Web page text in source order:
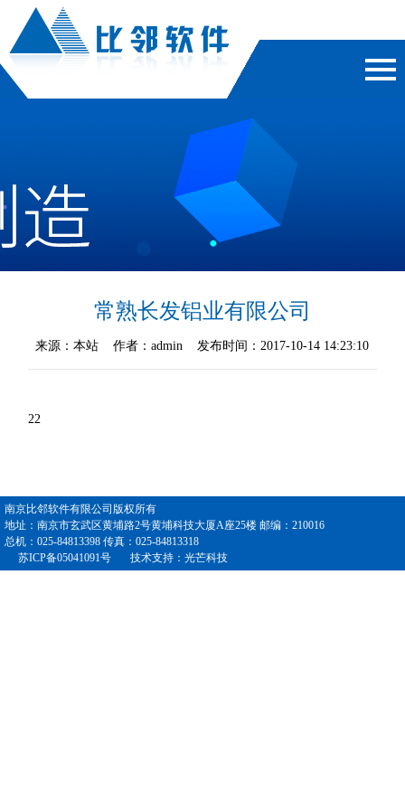
常熟长发铝业有限公司
来源：本站 作者：admin 发布时间：2017-10-14 14:23:10
22
南京比邻软件有限公司版权所有
地址：南京市玄武区黄埔路2号黄埔科技大厦A座25楼 邮编：210016
总机：025-84813398 传真：025-84813318
苏ICP备05041091号
技术支持： 光芒科技